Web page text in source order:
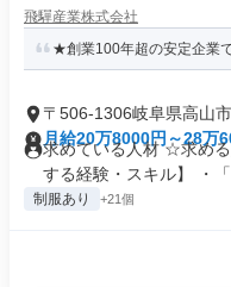
飛驒産業株式会社
★創業100年超の安定企業
〒506-1306岐阜県高山
月給20万8000円～28万
求めている人材 ☆求め
する経験・スキル】 ・「
制服あり +21個